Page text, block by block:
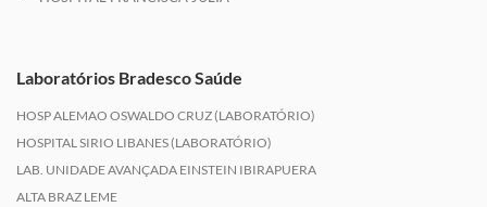
Laboratórios Bradesco Saúde
HOSP ALEMAO OSWALDO CRUZ (LABORATÓRIO)
HOSPITAL SIRIO LIBANES (LABORATÓRIO)
LAB. UNIDADE AVANÇADA EINSTEIN IBIRAPUERA
ALTA BRAZ LEME